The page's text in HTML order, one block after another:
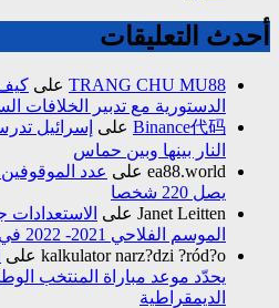
أحدث التعليقات
TRANG CHU MU88 على
الدستورية مع تدبير الخلافات
Binance代码 على إسرائيل
النار بينها وبين حماس
ea88.world على عدد
يصل 220 شخصا
Janet Leitten على
الموسم الفلاحي 2021- 2022 في أفضل الظروف
kalkulator narz?dzi ?ród?o على
يحدّد موعد مباراة المنتخب
الديمقراطية